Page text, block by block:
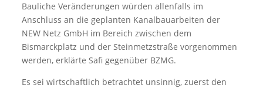
Bauliche Veränderungen würden allenfalls im
Anschluss an die geplanten Kanalbauarbeiten der
NEW Netz GmbH im Bereich zwischen dem
Bismarckplatz und der Steinmetzstraße vorgenommen
werden, erklärte Safi gegenüber BZMG.
Es sei wirtschaftlich betrachtet unsinnig, zuerst den